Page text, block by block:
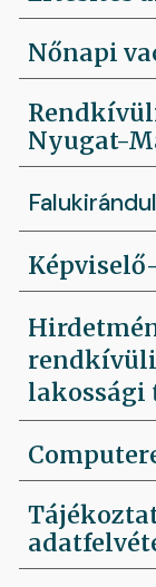
Nőnapi
Nyugat-
lakossági